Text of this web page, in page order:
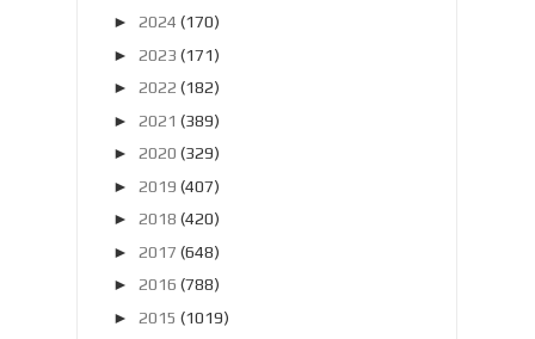
► 2024 (170)
► 2023 (171)
► 2022 (182)
► 2021 (389)
► 2020 (329)
► 2019 (407)
► 2018 (420)
► 2017 (648)
► 2016 (788)
► 2015 (1019)